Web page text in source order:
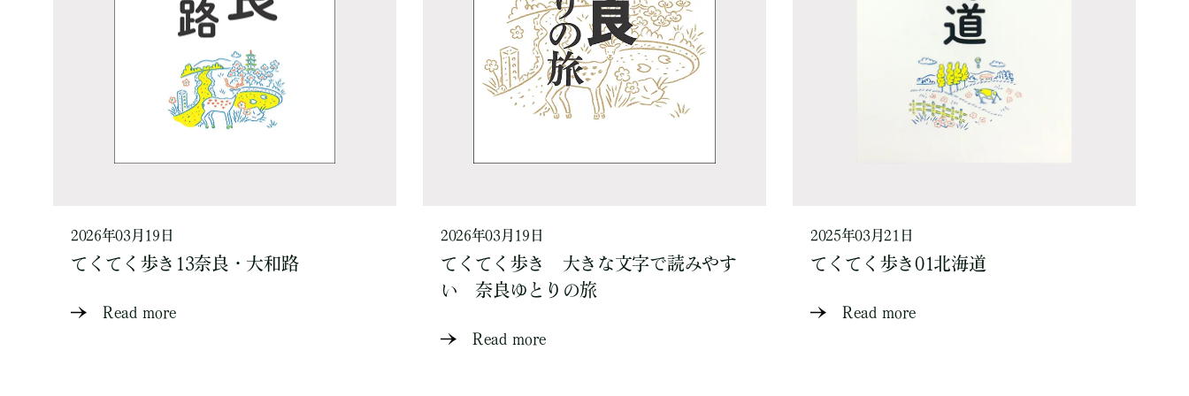
2026年03月19日
てくてく歩き13奈良・大和路
Read more
2026年03月19日
てくてく歩き 大きな文字で読みやす
い 奈良ゆとりの旅
Read more
2025年03月21日
てくてく歩き01北海道
Read more